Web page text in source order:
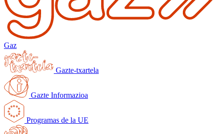
Gaz
Gazte-txartela
Gazte Informazioa
Programas de la UE